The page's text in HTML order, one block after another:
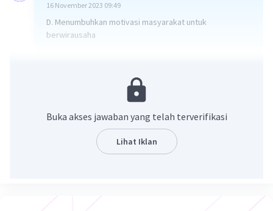
16 November 2023 09:49
D. Menumbuhkan motivasi masyarakat untuk
berwirausaha
Buka akses jawaban yang telah terverifikasi
Lihat Iklan